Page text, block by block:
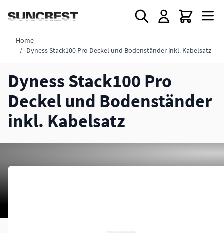
Home
/ Dyness Stack100 Pro Deckel und Bodenständer inkl. Kabelsatz
Dyness Stack100 Pro
Deckel und Bodenständer
inkl. Kabelsatz